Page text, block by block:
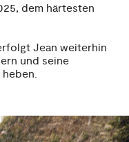
dem härtesten
Jean weiterhin
und seine